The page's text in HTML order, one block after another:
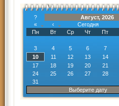
?
Август, 2026
«
‹ Сегодня
Пн
Вт Ср Чт Пт
3
4 5 6 7
10
11 12 13 14
17
18 19 20 21
24
25 26 27 28
31
Выберите дату